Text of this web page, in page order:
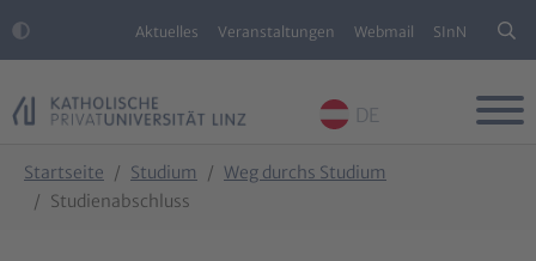
Aktuelles Veranstaltungen Webmail SInN
DE
Startseite Studium
Weg durchs Studium
Studienabschluss